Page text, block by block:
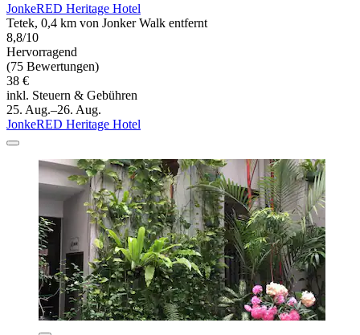
JonkeRED Heritage Hotel
Tetek, 0,4 km von Jonker Walk entfernt
8,8/10
Hervorragend
(75 Bewertungen)
38 €
inkl. Steuern & Gebühren
25. Aug.–26. Aug.
JonkeRED Heritage Hotel